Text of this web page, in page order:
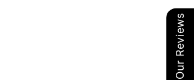
Our Reviews